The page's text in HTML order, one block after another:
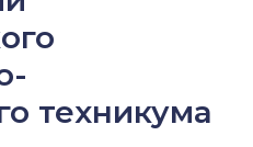
техникума